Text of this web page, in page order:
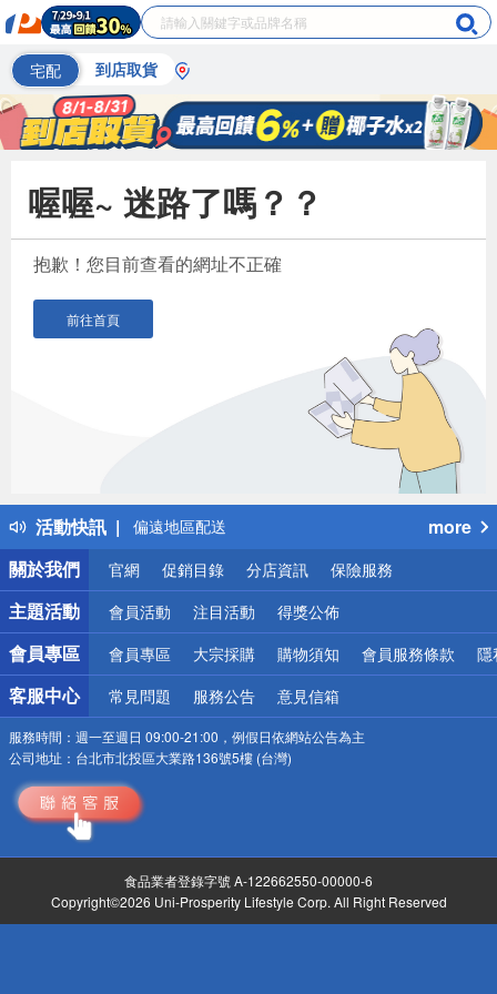
宅配 到店取貨
喔喔~ 迷路了嗎？？
抱歉！您目前查看的網址不正確
前往首頁
活動快訊
銀行優惠
偏遠地區配送
詐騙網頁！請小心！
more
關於我們
官網 促銷目錄 分店資訊 保險服務
主題活動 會員活動 注目活動 得獎公佈
會員專區 會員專區 大宗採購 購物須知 會員服務條款 隱
客服中心 常見問題 服務公告 意見信箱
服務時間： 週一至週日 09:00-21:00，例假日依網站公告為主
公司地址： 台北市北投區大業路136號5樓 (台灣)
食品業者登錄字號 A-122662550-00000-6
Copyright©2026 Uni-Prosperity Lifestyle Corp. All Right Reserved